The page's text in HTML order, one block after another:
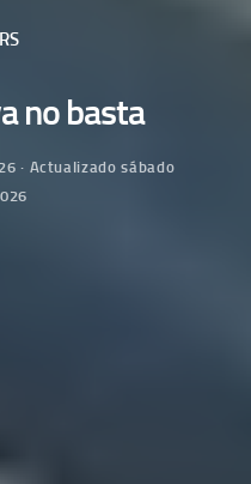
no basta
· Actualizadosábado